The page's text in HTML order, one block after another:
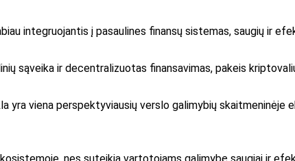
integruojantis į pasaulines finansų sistemas, saugių ir
sąveika ir decentralizuotas finansavimas, pakeis
viena perspektyviausių verslo galimybių skaitmeninėje